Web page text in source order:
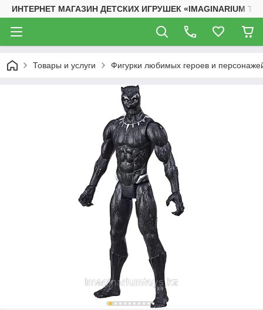
ИНТЕРНЕТ МАГАЗИН ДЕТСКИХ ИГРУШЕК «IMAGINARIUM
Товары и услуги Фигурки любимых героев и